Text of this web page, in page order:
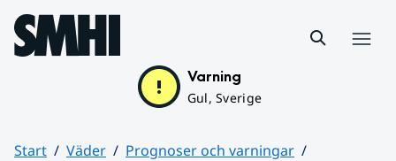
Hoppa till sidans innehåll
Varning
Gul, Sverige
Start Väder
Prognoser och varningar